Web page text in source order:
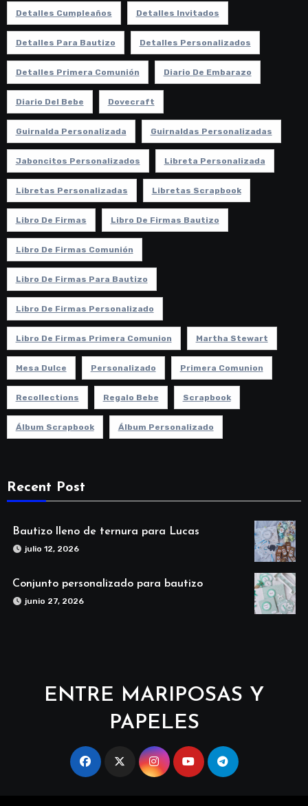
Detalles Cumpleaños Detalles Invitados
Detalles Para Bautizo Detalles Personalizados
Detalles Primera Comunión Diario De Embarazo
Diario Del Bebe Dovecraft
Guirnalda Personalizada Guirnaldas Personalizadas
Jaboncitos Personalizados Libreta Personalizada
Libretas Personalizadas Libretas Scrapbook
Libro De Firmas Libro De Firmas Bautizo
Libro De Firmas Comunión
Libro De Firmas Para Bautizo
Libro De Firmas Personalizado
Libro De Firmas Primera Comunion Martha Stewart
Mesa Dulce Personalizado Primera Comunion
Recollections Regalo Bebe Scrapbook
Álbum Scrapbook Álbum Personalizado
Recent Post
Bautizo lleno de ternura para Lucas
julio 12, 2026
Conjunto personalizado para bautizo
junio 27, 2026
ENTRE MARIPOSAS Y
PAPELES